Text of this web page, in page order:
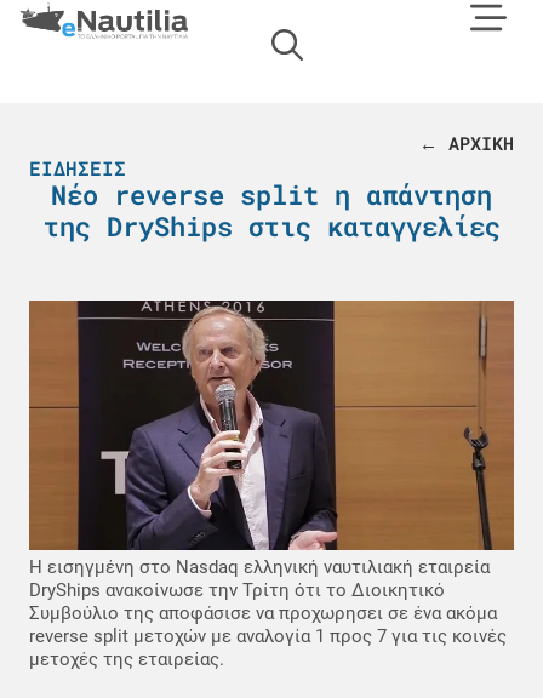
← ΑΡΧΙΚΗ
ΕΙΔΉΣΕΙΣ
Νέο reverse split η απάντηση
της DryShips στις καταγγελίες
Η εισηγμένη στο Nasdaq ελληνική ναυτιλιακή εταιρεία
DryShips ανακοίνωσε την Τρίτη ότι το Διοικητικό
Συμβούλιο της αποφάσισε να προχωρησει σε ένα ακόμα
reverse split μετοχών με αναλογία 1 προς 7 για τις κοινές
μετοχές της εταιρείας.